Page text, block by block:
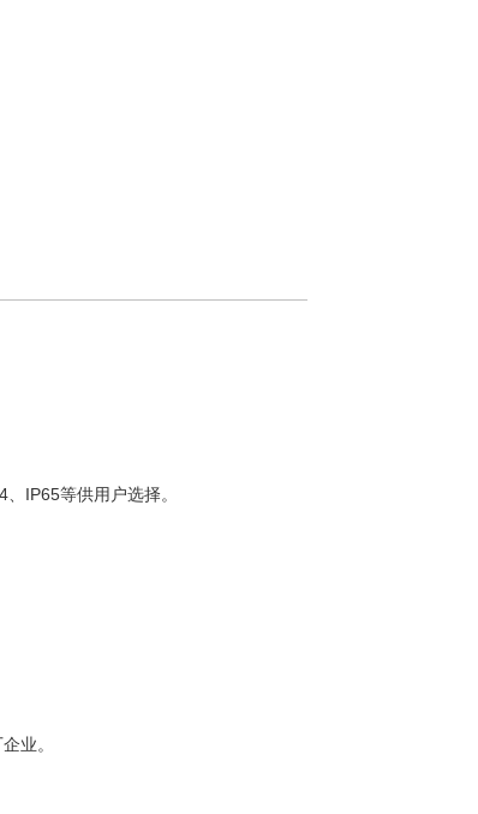
IP65等供用户选择。
业。